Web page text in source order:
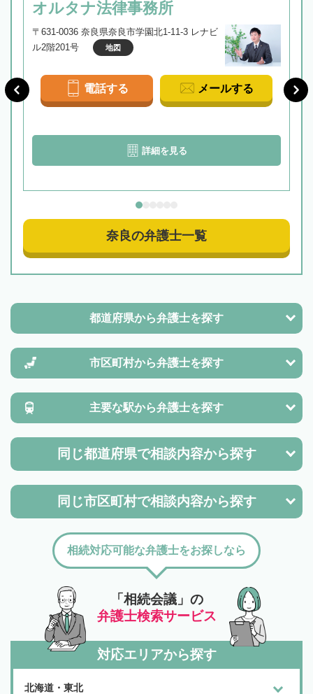
オルタナ法律事務所
〒631-0036 奈良県奈良市学園北1-11-3 レナビ
ル2階201号
地図
電話する メールする
詳細を見る
奈良の弁護士一覧
都道府県から弁護士を探す
市区町村から弁護士を探す
主要な駅から弁護士を探す
同じ都道府県で相談内容から探す
同じ市区町村で相談内容から探す
「相続会議」の
弁護士検索サービス
相続対応可能な弁護士をお探しなら
対応エリアから探す
北海道・東北